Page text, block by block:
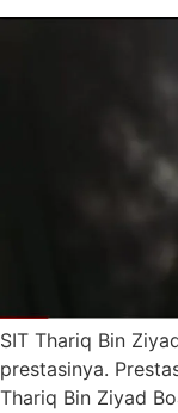
SIT Thariq Bin
prestasinya.
Thariq Bin Ziyad